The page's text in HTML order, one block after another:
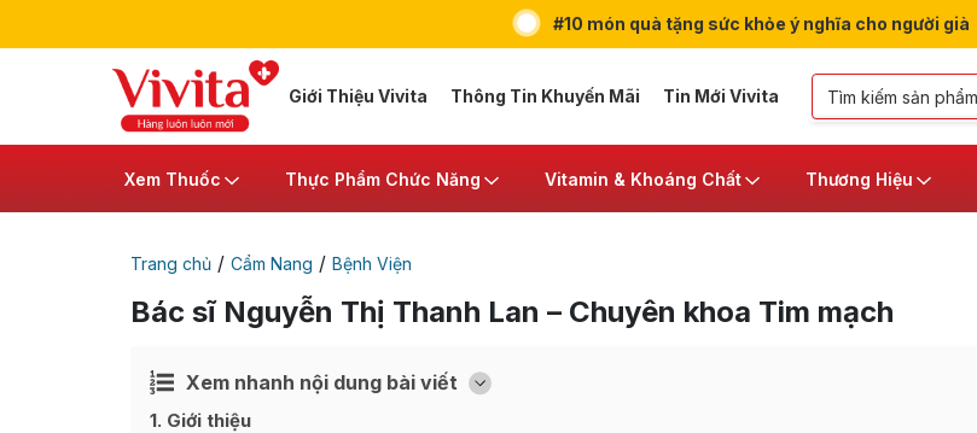
#10 món quà tặng sức khỏe ý nghĩa cho người già
Giới Thiệu Vivita Thông Tin Khuyến Mãi Tin Mới Vivita
Xem Thuốc Thực Phẩm Chức Năng Vitamin & Khoáng Chất Thương Hiệu
Trang chủ / Cẩm Nang / Bệnh Viện
Bác sĩ Nguyễn Thị Thanh Lan – Chuyên khoa Tim mạch
Xem nhanh nội dung bài viết [
Ẩn
1 Giới thiệu